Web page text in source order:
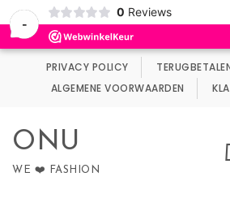
-
0 Reviews
Wij maken gebruik van
PRIVACY POLICY
ALGEMENE VOORWAARDEN
ONU
WE ❤️ FASHION